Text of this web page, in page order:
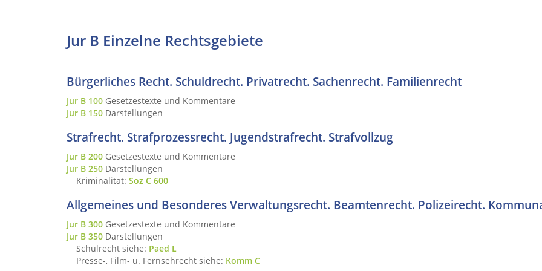
Jur B Einzelne Rechtsgebiete
Bürgerliches Recht. Schuldrecht. Privatrecht. Sachenrecht. Familienrecht
Jur B 100 Gesetzestexte und Kommentare
Jur B 150 Darstellungen
Strafrecht. Strafprozessrecht. Jugendstrafrecht. Strafvollzug
Jur B 200 Gesetzestexte und Kommentare
Jur B 250 Darstellungen
Kriminalität: Soz C 600
Allgemeines und Besonderes Verwaltungsrecht. Beamtenrecht. Polizeirecht.
Jur B 300 Gesetzestexte und Kommentare
Jur B 350 Darstellungen
Schulrecht siehe: Paed L
Presse-, Film- u. Fernsehrecht siehe: Komm C